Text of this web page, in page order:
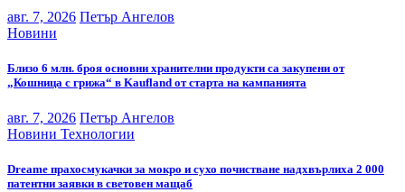
авг. 7, 2026 Петър Ангелов
Новини
Близо 6 млн. броя основни хранителни продукти са закупени от
„Кошница с грижа“ в Kaufland от старта на кампанията
авг. 7, 2026 Петър Ангелов
Новини Технологии
Dreame прахосмукачки за мокро и сухо почистване надхвърлиха 2 000
патентни заявки в световен мащаб